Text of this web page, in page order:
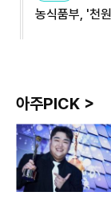
농식품부, '천
아주PICK >